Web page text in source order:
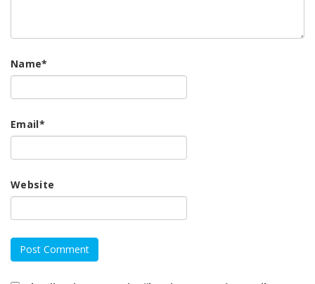
Name*
Email*
Website